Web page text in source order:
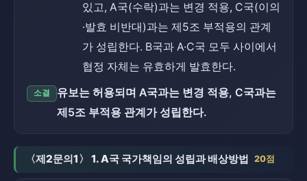
있고, A국(수락)과는 변경 적용, C국(이의
·발효 비반대)과는 제5조 부적용의 관계
가 성립한다. B국과 A·C국 모두 사이에서
협정 자체는 유효하게 발효한다.
소결
유보는 허용되며 A국과는 변경 적용, C국과는
제5조 부적용 관계가 성립한다.
〈제2문의1〉 1. A국 국가책임의 성립과 배상방법 20점